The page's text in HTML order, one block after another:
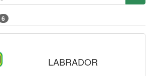
6
LABRADOR